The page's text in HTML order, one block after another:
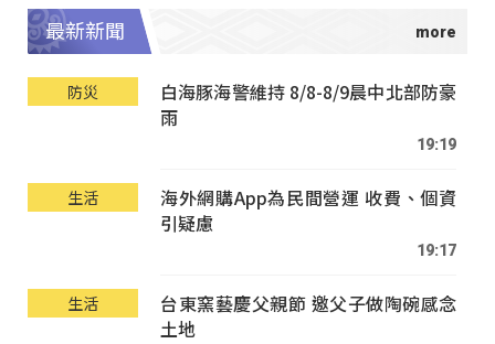
最新新聞
防災
白海豚海警維持 8/8-8/9晨中北部防豪
雨
19:19
生活
海外網購App為民間營運 收費、個資
引疑慮
19:17
生活
台東窯藝慶父親節 邀父子做陶碗感念
土地